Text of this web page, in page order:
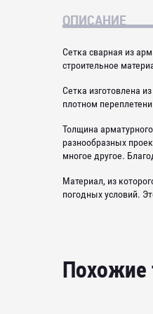
ОПИСАНИЕ
Сетка сварная из
строительное
Сетка изготовлена
плотном
Толщина
разнообразных
многое другое.
Материал, из
погодных условий.
Похожие